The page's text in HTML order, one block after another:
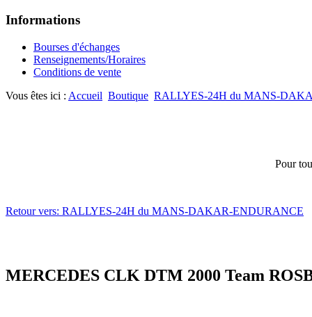
Informations
Bourses d'échanges
Renseignements/Horaires
Conditions de vente
Vous êtes ici : Accueil Boutique RALLYES-24H du MANS-
Pour
Retour vers: RALLYES-24H du MANS-DAKAR-ENDURANCE
MERCEDES CLK DTM 2000 Team